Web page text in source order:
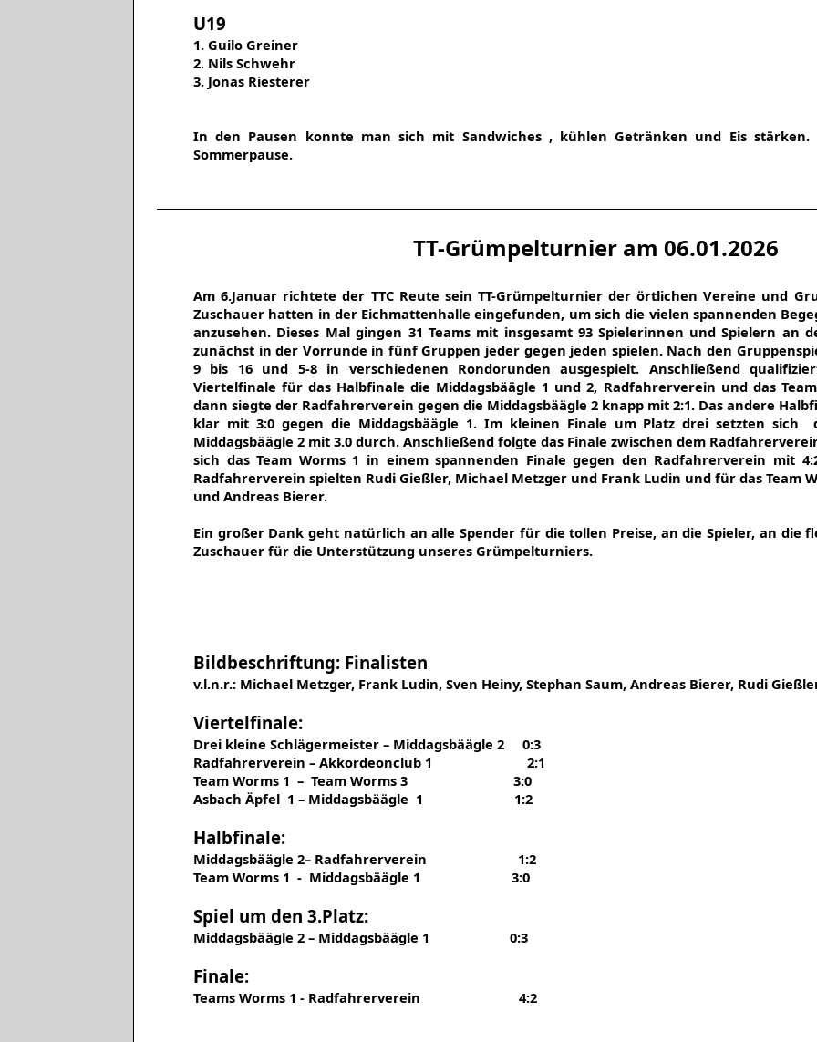
U19
1. Guilo Greiner
2. Nils Schwehr
3. Jonas Riesterer
In den Pausen konnte man sich mit Sandwiches , kühlen Getränken und Eis stärken.
Sommerpause.
TT-Grümpelturnier am 06.01.2026
Am 6.Januar richtete der TTC Reute sein TT-Grümpelturnier der örtlichen Vereine und
Zuschauer hatten in der Eichmattenhalle eingefunden, um sich die vielen spannenden
anzusehen. Dieses Mal gingen 31 Teams mit insgesamt 93 Spielerinnen und Spielern an
zunächst in der Vorrunde in fünf Gruppen jeder gegen jeden spielen. Nach den
9 bis 16 und 5-8 in verschiedenen Rondorunden ausgespielt. Anschließend
Viertelfinale für das Halbfinale die Middagsbäägle 1 und 2, Radfahrerverein und das
dann siegte der Radfahrerverein gegen die Middagsbäägle 2 knapp mit 2:1. Das andere
klar mit 3:0 gegen die Middagsbäägle 1. Im kleinen Finale um Platz drei setzten sich
Middagsbäägle 2 mit 3.0 durch. Anschließend folgte das Finale zwischen dem
sich das Team Worms 1 in einem spannenden Finale gegen den Radfahrerverein mit
Radfahrerverein spielten Rudi Gießler, Michael Metzger und Frank Ludin und für das Team
und Andreas Bierer.
Ein großer Dank geht natürlich an alle Spender für die tollen Preise, an die Spieler, an die
Zuschauer für die Unterstützung unseres Grümpelturniers.
Bildbeschriftung: Finalisten
v.l.n.r.: Michael Metzger, Frank Ludin, Sven Heiny, Stephan Saum, Andreas Bierer, Rudi
Viertelfinale:
Drei kleine Schlägermeister – Middagsbäägle 2 0:3
Radfahrerverein – Akkordeonclub 1 2:1
Team Worms 1 – Team Worms 3 3:0
Asbach Äpfel 1 – Middagsbäägle 1 1:2
Halbfinale:
Middagsbäägle 2– Radfahrerverein 1:2
Team Worms 1 - Middagsbäägle 1 3:0
Spiel um den 3.Platz:
Middagsbäägle 2 – Middagsbäägle 1 0:3
Finale:
Teams Worms 1 - Radfahrerverein 4:2